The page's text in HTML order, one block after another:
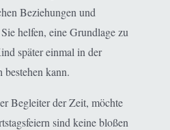
Beziehungen und
helfen, eine Grundlage zu
später einmal in der
bestehen kann.
Begleiter der Zeit, möchte
sind keine bloßen